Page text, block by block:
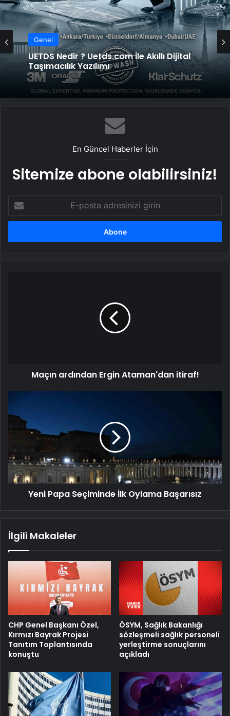
Genel
UETDS Nedir ? Uetds.com İle Akıllı Dijital
Taşımacılık Yazılımı
En Güncel Haberler İçin
Sitemize abone olabilirsiniz!
posta
adresinizi
Maçın ardından Ergin Ataman'dan itiraf!
Seçiminde
İlk
Başarısız
Yeni Papa Seçiminde İlk Oylama Başarısız
İlgili Makaleler
CHP Genel Başkanı Özel,
Kırmızı Bayrak Projesi
Tanıtım Toplantısında
konuştu
ÖSYM, Sağlık Bakanlığı
sözleşmeli sağlık personeli
yerleştirme sonuçlarını
açıkladı